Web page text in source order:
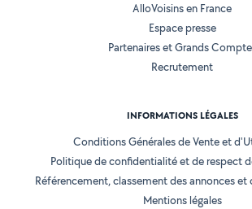
AlloVoisins en France
Espace presse
Partenaires et Grands
Recrutement
INFORMATIONS LÉGALES
Conditions Générales de Vente et
Politique de confidentialité et de respect
Référencement, classement des annonces et
Mentions légales